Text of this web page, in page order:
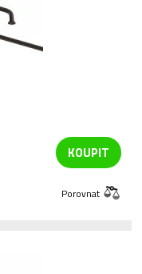
KOUPIT
Porovnat